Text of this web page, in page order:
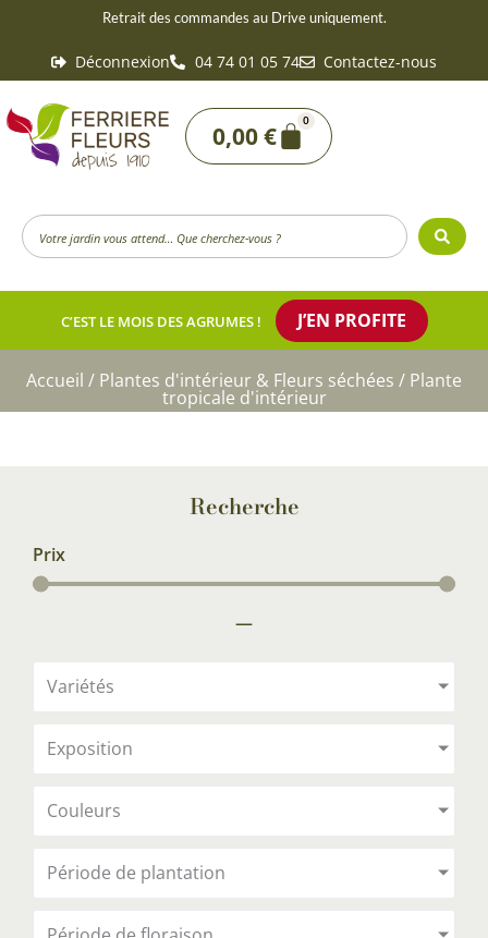
contenu
Retrait des commandes au Drive uniquement.
Déconnexion 04 74 01 05 74 Contactez-nous
0,00€
0
Panier
Search
...
C’EST LE MOIS DES AGRUMES ! J’EN PROFITE
Accueil / Plantes d'intérieur & Fleurs séchées / Plante
tropicale d'intérieur
Recherche
Prix
—
Variétés
Exposition
Couleurs
Période de plantation